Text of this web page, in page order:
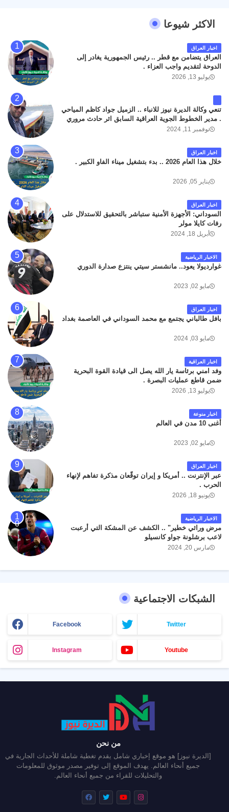
الاكثر شيوعا
اخبار العراق
العراق يتضامن مع قطر .. رئيس الجمهورية يغادر إلى
الدوحة لتقديم واجب العزاء .
يوليو 13, 2026
تنعي وكالة الديرة نيوز للانباء .. الزميل جواد كاظم المياحي
. مدير الخطوط الجوية العراقية السابق اثر حادث مروري
داخل مطار البصرة الدولي اليوم الاثنين على الطريق
كان سبب الحادث يعود لتصادم عجلته مع عجلة نوع كيا بنكو
تابعة لشركة الهلال الماسكة لإعمار مطار البصرة الدولي .
سائلين الله عز وجل ان يتغمد الفقيد بواسع رحمته ، و انا
نوفمبر 11, 2024
اخبار العراق
خلال هذا العام 2026 .. بدء بتشغيل ميناء الفاو الكبير .
يناير 05, 2026
اخبار العراق
السوداني: الأجهزة الأمنية ستباشر بالتحقيق للاستدلال على
رفات كايلا مولر
أبريل 18, 2024
الاخبار الرياضية
غوارديولا يعود.. مانشستر سيتي ينتزع صدارة الدوري
مايو 02, 2023
اخبار العراق
بافل طالباني يجتمع مع محمد السوداني في العاصمة بغداد
مايو 03, 2024
اخبار العراقية
وفد امني برئاسة يار الله يصل الى قيادة القوة البحرية
ضمن قاطع عمليات البصرة .
يوليو 13, 2026
اخبار منوعة
أغنى 10 مدن في العالم
مايو 02, 2023
اخبار العراق
عبر الإنترنت .. أمريكا و إيران توقّعان مذكرة تفاهم لإنهاء
الحرب .
يونيو 18, 2026
الاخبار الرياضية
مرض وراثي خطير" .. الكشف عن المشكة التي أرعبت
لاعب برشلونة جواو كانسيلو
مارس 20, 2024
الشبكات الاجتماعية
Facebook Twitter
Instagram Youtube
من نحن
[الديرة نيوز] هو موقع إخباري شامل يقدم تغطية شاملة للأحداث الجارية في
جميع أنحاء العالم. يهدف الموقع إلى توفير مصدر موثوق للمعلومات
والتحليلات للقراء من جميع أنحاء العالم.